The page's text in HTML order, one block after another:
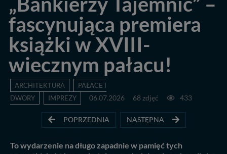
fascynująca premiera
książki w XVIII-
wiecznym pałacu!
ARCHITEKTURA
PAŁACE I
DWORY
IMPREZY 06.07.2026 68 zdjęć 433
POPRZEDNIA NASTĘPNA
To wydarzenie na długo zapadnie w pamięć tych